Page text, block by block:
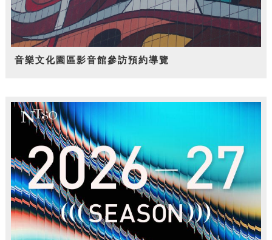
音樂文化園區影音館參訪預約導覽